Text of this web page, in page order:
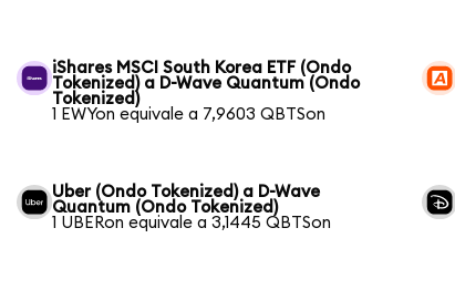
iShares MSCI South Korea ETF (Ondo
Tokenized) a D-Wave Quantum (Ondo
Tokenized)
1 EWYon equivale a 7,9603 QBTSon
Uber (Ondo Tokenized) a D-Wave
Quantum (Ondo Tokenized)
1 UBERon equivale a 3,1445 QBTSon